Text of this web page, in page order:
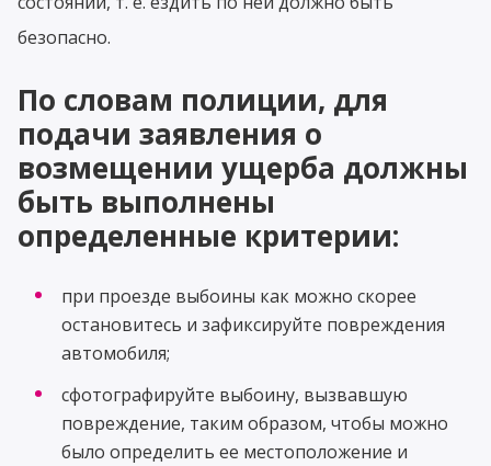
безопасно.
По словам полиции, для
подачи заявления о
возмещении ущерба должны
быть выполнены
определенные критерии:
при проезде выбоины как можно скорее
остановитесь и зафиксируйте повреждения
автомобиля;
сфотографируйте выбоину, вызвавшую
повреждение, таким образом, чтобы можно
было определить ее местоположение и